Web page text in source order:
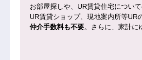
お部屋探しや、UR賃貸住宅につい
UR賃貸ショップ、現地案内所等UR
仲介手数料も不要。さらに、家計に